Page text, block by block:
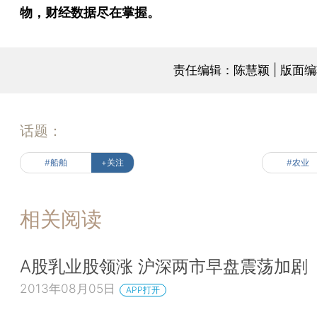
物，财经数据尽在掌握。
责任编辑：陈慧颖 | 版面
话题：
#船舶 +关注 #农业
相关阅读
A股乳业股领涨 沪深两市早盘震荡加剧
2013年08月05日 APP打开